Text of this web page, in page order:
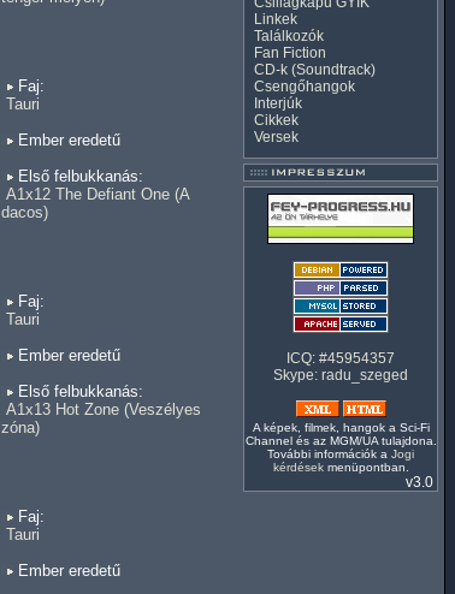
Faj:
Tauri
Ember eredetű
Első felbukkanás:
A1x12 The Defiant One (A
dacos)
Faj:
Tauri
Ember eredetű
Első felbukkanás:
A1x13 Hot Zone (Veszélyes
zóna)
Faj:
Tauri
Ember eredetű
Linkek
Találkozók
Fan Fiction
CD-k (Soundtrack)
Csengőhangok
Interjúk
Cikkek
Versek
ICQ: #45954357
Skype: radu_szeged
A képek, filmek, hangok a Sci-Fi
Channel és az MGM/UA tulajdona.
További információk a Jogi
kérdésekmenüpontban.
v3.0